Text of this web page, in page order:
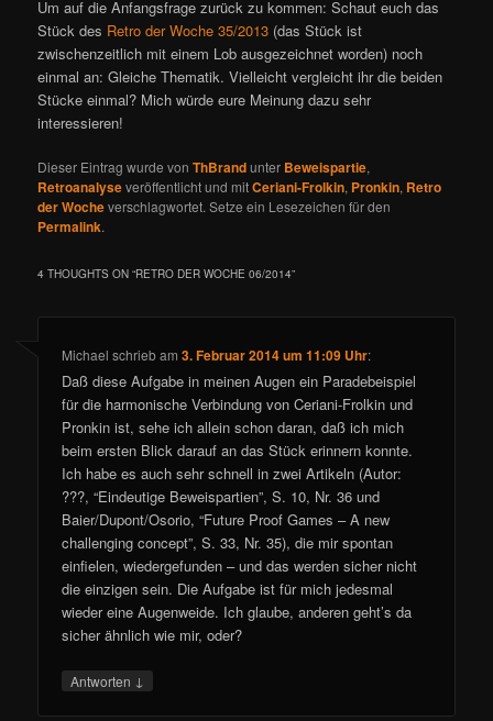
Um auf die Anfangsfrage zurück zu kommen: Schaut euch das
Stück des Retro der Woche 35/2013 (das Stück ist
zwischenzeitlich mit einem Lob ausgezeichnet worden) noch
einmal an: Gleiche Thematik. Vielleicht vergleicht ihr die beiden
Stücke einmal? Mich würde eure Meinung dazu sehr
interessieren!
Dieser Eintrag wurde vonThBrandunter Beweispartie,
Retroanalyseveröffentlicht und mitCeriani-Frolkin, Pronkin, Retro
der Wocheverschlagwortet. Setze ein Lesezeichen für den
Permalink.
4 THOUGHTS ON “RETRO DER WOCHE 06/2014”
Michael schriebam3. Februar 2014 um 11:09 Uhr:
Daß diese Aufgabe in meinen Augen ein Paradebeispiel
für die harmonische Verbindung von Ceriani-Frolkin und
Pronkin ist, sehe ich allein schon daran, daß ich mich
beim ersten Blick darauf an das Stück erinnern konnte.
Ich habe es auch sehr schnell in zwei Artikeln (Autor:
???, “Eindeutige Beweispartien”, S. 10, Nr. 36 und
Baier/Dupont/Osorio, “Future Proof Games – A new
challenging concept”, S. 33, Nr. 35), die mir spontan
einfielen, wiedergefunden – und das werden sicher nicht
die einzigen sein. Die Aufgabe ist für mich jedesmal
wieder eine Augenweide. Ich glaube, anderen geht’s da
sicher ähnlich wie mir, oder?
Antworten ↓